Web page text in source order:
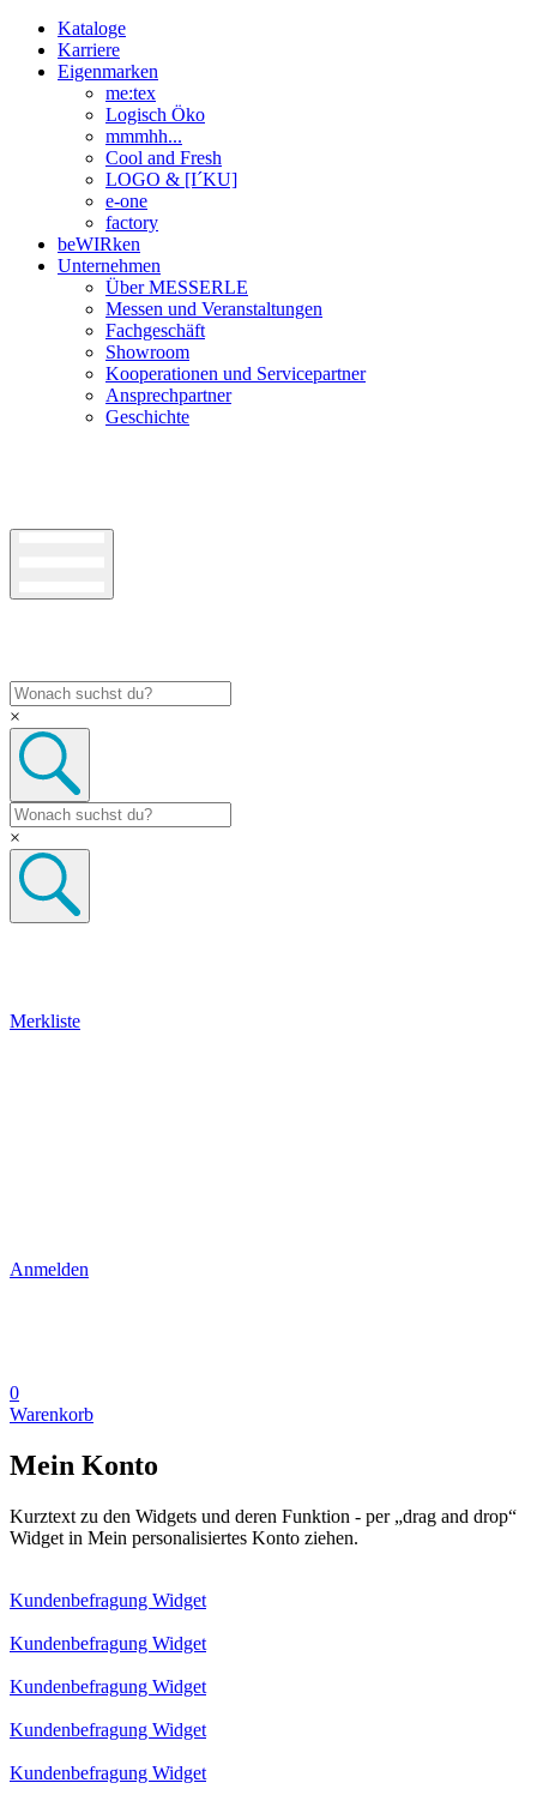
Kataloge
Karriere
Eigenmarken
me:tex
Logisch Öko
mmmhh...
Cool and Fresh
LOGO & [I´KU]
e-one
factory
beWIRken
Unternehmen
Über MESSERLE
Messen und Veranstaltungen
Fachgeschäft
Showroom
Kooperationen und Servicepartner
Ansprechpartner
Geschichte
×
×
Merkliste
Anmelden
0
Warenkorb
Mein Konto
Kurztext zu den Widgets und deren Funktion - per „drag and drop“
Widget in Mein personalisiertes Konto ziehen.
Kundenbefragung Widget
Kundenbefragung Widget
Kundenbefragung Widget
Kundenbefragung Widget
Kundenbefragung Widget